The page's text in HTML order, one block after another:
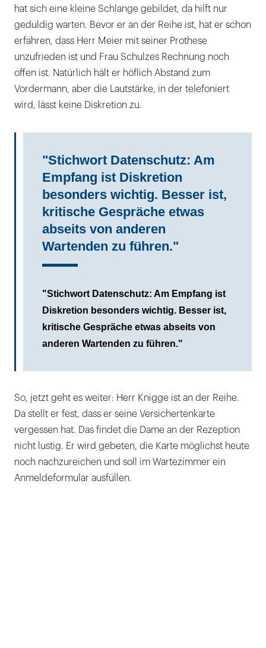
hat sich eine kleine Schlange gebildet, da hilft nur
geduldig warten. Bevor er an der Reihe ist, hat er schon
erfahren, dass Herr Meier mit seiner Prothese
unzufrieden ist und Frau Schulzes Rechnung noch
offen ist. Natürlich hält er höflich Abstand zum
Vordermann, aber die Lautstärke, in der telefoniert
wird, lässt keine Diskretion zu.
"Stichwort Datenschutz: Am
Empfang ist Diskretion
besonders wichtig. Besser ist,
kritische Gespräche etwas
abseits von anderen
Wartenden zu führen."
"Stichwort Datenschutz: Am Empfang ist
Diskretion besonders wichtig. Besser ist,
kritische Gespräche etwas abseits von
anderen Wartenden zu führen."
So, jetzt geht es weiter: Herr Knigge ist an der Reihe.
Da stellt er fest, dass er seine Versichertenkarte
vergessen hat. Das findet die Dame an der Rezeption
nicht lustig. Er wird gebeten, die Karte möglichst heute
noch nachzureichen und soll im Wartezimmer ein
Anmeldeformular ausfüllen.